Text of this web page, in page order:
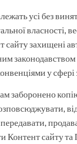
усі без
власності,
сайту захищені
у сфері
заборонено
Контент сайту та